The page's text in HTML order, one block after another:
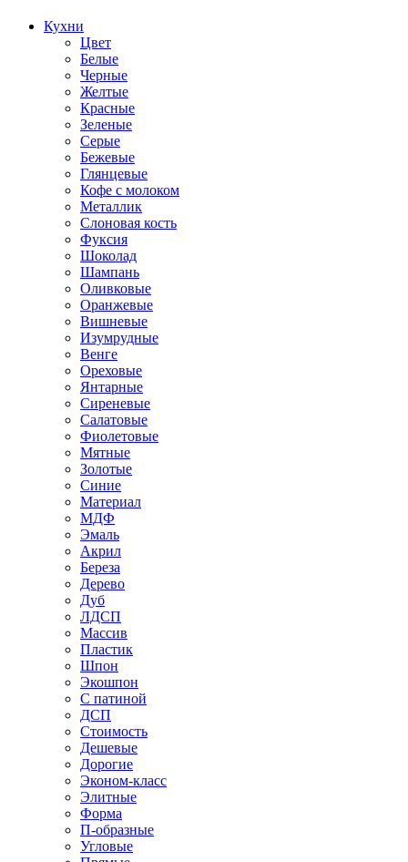
Кухни
Цвет
Белые
Черные
Желтые
Красные
Зеленые
Серые
Бежевые
Глянцевые
Кофе с молоком
Металлик
Слоновая кость
Фуксия
Шоколад
Шампань
Оливковые
Оранжевые
Вишневые
Изумрудные
Венге
Ореховые
Янтарные
Сиреневые
Салатовые
Фиолетовые
Мятные
Золотые
Синие
Материал
МДФ
Эмаль
Акрил
Береза
Дерево
Дуб
ЛДСП
Массив
Пластик
Шпон
Экошпон
С патиной
ДСП
Стоимость
Дешевые
Дорогие
Эконом-класс
Элитные
Форма
П-образные
Угловые